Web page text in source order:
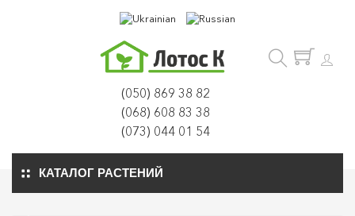
(050) 869 38 82
(068) 608 83 38
(073) 044 01 54
КАТАЛОГ РАСТЕНИЙ